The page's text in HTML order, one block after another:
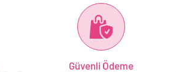
Güvenli Ödeme